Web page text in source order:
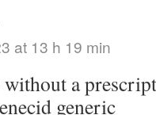
at 13 h 19 min
without a
generic